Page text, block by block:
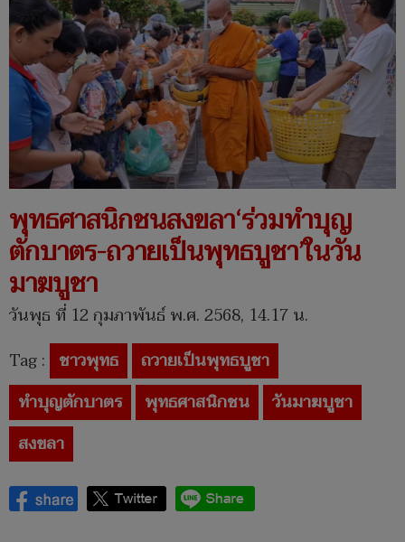
พุทธศาสนิกชนสงขลา‘ร่วมทำบุญ
ตักบาตร-ถวายเป็นพุทธบูชา’ในวัน
มาฆบูชา
วันพุธ ที่ 12 กุมภาพันธ์ พ.ศ. 2568, 14.17 น.
Tag : ชาวพุทธ
ถวายเป็นพุทธบูชา
ทำบุญตักบาตร
พุทธศาสนิกชน
วันมาฆบูชา
สงขลา